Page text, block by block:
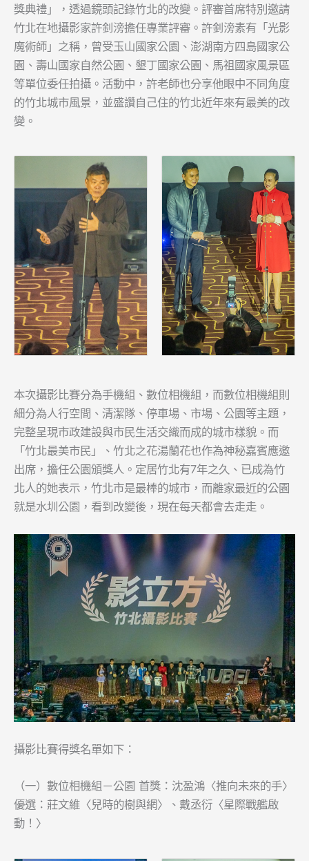
獎典禮」，透過鏡頭記錄竹北的改變。評審首席特別邀請
竹北在地攝影家許釗滂擔任專業評審。許釗滂素有「光影
魔術師」之稱，曾受玉山國家公園、澎湖南方四島國家公
園、壽山國家自然公園、墾丁國家公園、馬祖國家風景區
等單位委任拍攝。活動中，許老師也分享他眼中不同角度
的竹北城市風景，並盛讚自己住的竹北近年來有最美的改
變。
本次攝影比賽分為手機組、數位相機組，而數位相機組則
細分為人行空間、清潔隊、停車場、市場、公園等主題，
完整呈現市政建設與市民生活交織而成的城市樣貌。而
「竹北最美市民」、竹北之花湯蘭花也作為神秘嘉賓應邀
出席，擔任公園頒獎人。定居竹北有7年之久、已成為竹
北人的她表示，竹北市是最棒的城市，而離家最近的公園
就是水圳公園，看到改變後，現在每天都會去走走。
攝影比賽得獎名單如下：
（一）數位相機組－公園 首獎：沈盈鴻〈推向未來的手〉
優選：莊文維〈兒時的樹與網〉、戴丞衍〈星際戰艦啟
動！〉